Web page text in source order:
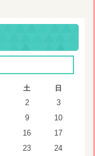
土 日
2
3
9
10
16
17
23
24